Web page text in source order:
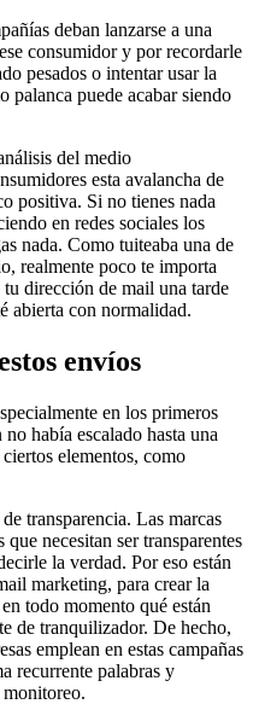
deban lanzarse a una
consumidor y por recordarle
pesados o intentar usar la
palanca puede acabar siendo
del medio
esta avalancha de
positiva. Si no tienes nada
en redes sociales los
nada. Como tuiteaba una de
realmente poco te importa
dirección de mail una tarde
abierta con normalidad.
envíos
en los primeros
había escalado hasta una
elementos, como
transparencia. Las marcas
necesitan ser transparentes
la verdad. Por eso están
marketing, para crear la
todo momento qué están
de tranquilizador. De hecho,
emplean en estas campañas
recurrente palabras y